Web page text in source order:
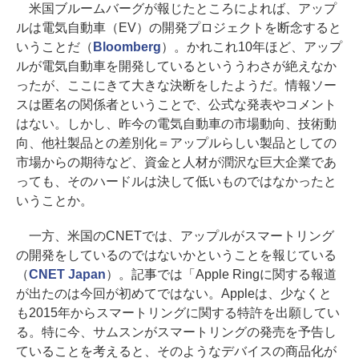
米国ブルームバーグが報じたところによれば、アップ
ルは電気自動車（EV）の開発プロジェクトを断念すると
いうことだ（ Bloomberg）。かれこれ10年ほど、アップ
ルが電気自動車を開発しているといううわさが絶えなか
ったが、ここにきて大きな決断をしたようだ。情報ソー
スは匿名の関係者ということで、公式な発表やコメント
はない。しかし、昨今の電気自動車の市場動向、技術動
向、他社製品との差別化＝アップルらしい製品としての
市場からの期待など、資金と人材が潤沢な巨大企業であ
っても、そのハードルは決して低いものではなかったと
いうことか。
一方、米国のCNETでは、アップルがスマートリング
の開発をしているのではないかということを報じている
（CNET Japan）。記事では「Apple Ringに関する報道
が出たのは今回が初めてではない。Appleは、少なくと
も2015年からスマートリングに関する特許を出願してい
る。特に今、サムスンがスマートリングの発売を予告し
ていることを考えると、そのようなデバイスの商品化が